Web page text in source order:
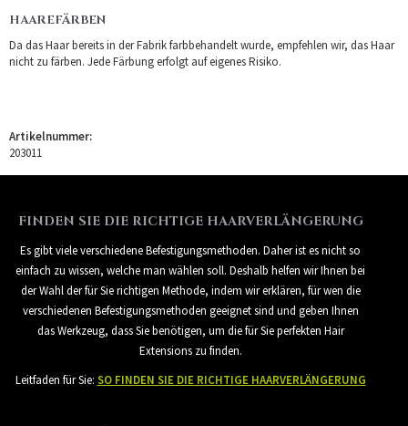
HAAREFÄRBEN
Da das Haar bereits in der Fabrik farbbehandelt wurde, empfehlen wir, das Haar
nicht zu färben. Jede Färbung erfolgt auf eigenes Risiko.
Artikelnummer:
203011
FINDEN SIE DIE RICHTIGE HAARVERLÄNGERUNG
Es gibt viele verschiedene Befestigungsmethoden. Daher ist es nicht so
einfach zu wissen, welche man wählen soll. Deshalb helfen wir Ihnen bei
der Wahl der für Sie richtigen Methode, indem wir erklären, für wen die
verschiedenen Befestigungsmethoden geeignet sind und geben Ihnen
das Werkzeug, dass Sie benötigen, um die für Sie perfekten Hair
Extensions zu finden.
Leitfaden für Sie: SO FINDEN SIE DIE RICHTIGE HAARVERLÄNGERUNG